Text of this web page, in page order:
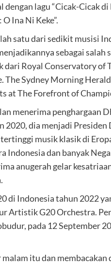
lagu “Cicak-Cicak
Ina Ni Keke”.
satu dari sedikit musisi
sebagai salah
dari Royal Conservatory of
The Sydney Morning
at The Forefront of
menerima penghargaan
2020, dia menjadi
musik klasik di
Indonesia dan banyak
anugerah gelar
di Indonesia tahun 2022
Artistik G20 Orchestra.
pada 12 September
itu dan